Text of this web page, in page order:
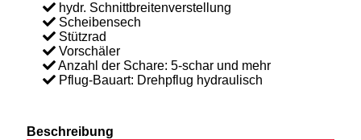
hydr. Schnittbreitenverstellung
Scheibensech
Stützrad
Vorschäler
Anzahl der Schare: 5-schar und mehr
Pflug-Bauart: Drehpflug hydraulisch
Beschreibung